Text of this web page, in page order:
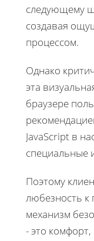
следующему
создавая
процессом.
Однако
эта
браузере
JavaScript в
специальные
Поэтому
любезность к
механизм
- это